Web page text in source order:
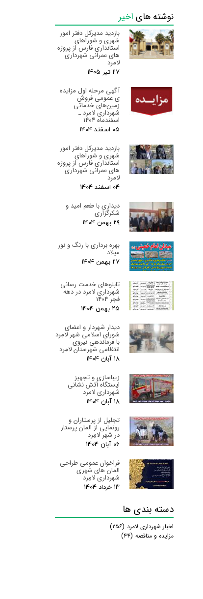
نوشته های اخیر
بازدید مدیرکل دفتر امور
شهری و شوراهای
استانداری فارس از پروژه
های عمرانی شهرداری
لامرد
۲۷ تیر ۰۵
آگهی مرحله اول مزایده
ی عمومی فروش
زمین‌های خدماتی
شهرداری لامرد ـ
اسفندماه ۱۴۰۴
۰۵ اسفند ۰۴
بازدید مدیرکل دفتر امور
شهری و شوراهای
استانداری فارس از پروژه
های عمرانی شهرداری
لامرد
۰۴ اسفند ۰۴
دیداری با طعم امید و
شکرگزاری
۲۹ بهمن ۰۴
بهره برداری با رنگ و نور
میلاد
۲۷ بهمن ۰۴
تابلوهای خدمت رسانی
شهرداری لامرد در دهه
فجر 1404
۲۵ بهمن ۰۴
دیدار شهردار و اعضای
شورای اسلامی شهر لامِرد
با فرماندهی نیروی
انتظامی شهرستان لامِرد
۱۸ آبان ۰۴
زیباسازی و تجهیز
ایستگاه آتش نشانی
شهرداری لامرد
۱۸ آبان ۰۴
تجلیل از پرستاران و
رونمایی از المان پرستار
در شهر لامِرد
۰۶ آبان ۰۴
فراخوان عمومی طراحی
المان های شهری
شهرداری لامِرد
۱۳ خرداد ۰۴
دسته بندی ها
اخبار شهرداری لامرد (۲۵۶)
مزایده و مناقصه (۴۴)